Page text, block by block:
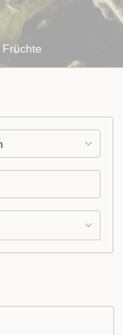
Früchte